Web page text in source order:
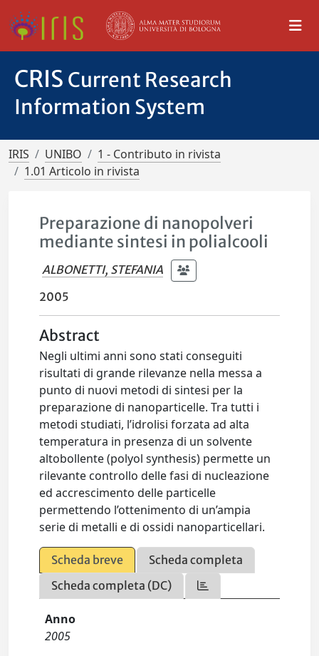
CRIS Current Research
Information System
IRIS UNIBO
1 - Contributo in rivista
1.01 Articolo in rivista
Preparazione di nanopolveri
mediante sintesi in polialcooli
ALBONETTI, STEFANIA
2005
Abstract
Negli ultimi anni sono stati conseguiti
risultati di grande rilevanze nella messa a
punto di nuovi metodi di sintesi per la
preparazione di nanoparticelle. Tra tutti i
metodi studiati, l’idrolisi forzata ad alta
temperatura in presenza di un solvente
altobollente (polyol synthesis) permette un
rilevante controllo delle fasi di nucleazione
ed accrescimento delle particelle
permettendo l’ottenimento di un’ampia
serie di metalli e di ossidi nanoparticellari.
Scheda breve
Scheda completa
Scheda completa (DC)
Anno
2005